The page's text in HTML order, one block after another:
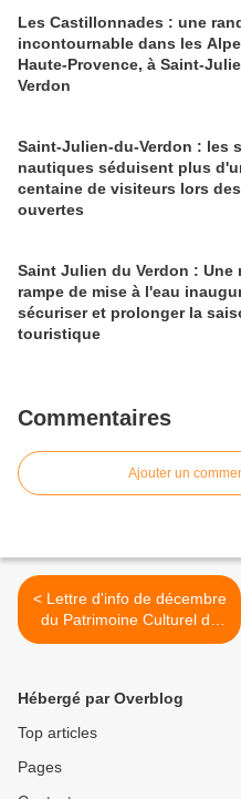
Les Castillonnades : une
incontournable dans les
Haute-Provence, à Saint-
Verdon
Saint-Julien-du-Verdon : les
nautiques séduisent plus
centaine de visiteurs lors
ouvertes
Saint Julien du Verdon : Une
rampe de mise à l'eau
sécuriser et prolonger la
touristique
Commentaires
Ajouter un
< Lettre d'info de décembre
du Patrimoine Culturel de
Thorame Haute et son AG
Hébergé par Overblog
Top articles
Pages